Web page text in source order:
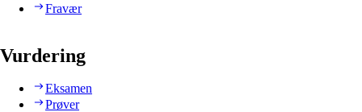
Fravær
Vurdering
Eksamen
Prøver